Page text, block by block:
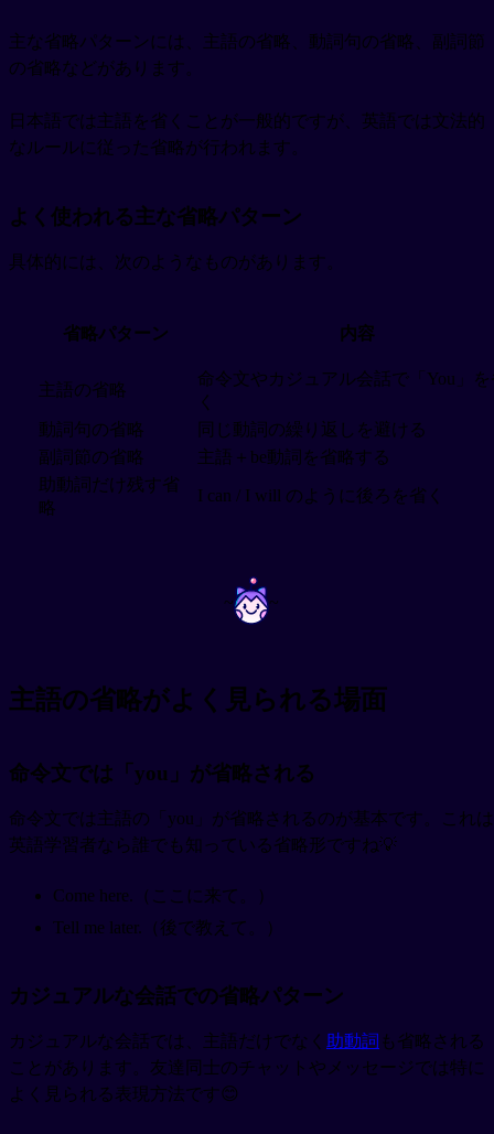
主な省略パターンには、主語の省略、動詞句の省略、副詞節
の省略などがあります。
日本語では主語を省くことが一般的ですが、英語では文法的
なルールに従った省略が行われます。
よく使われる主な省略パターン
具体的には、次のようなものがあります。
省略パターン 内容
主語の省略
命令文やカジュアル会話で「You」を
く
動詞句の省略
同じ動詞の繰り返しを避ける
副詞節の省略
主語＋be動詞を省略する
助動詞だけ残す省
略
I can / I will のように後ろを省く
~ ~
主語の省略がよく見られる場面
命令文では「you」が省略される
命令文では主語の「you」が省略されるのが基本です。これは
英語学習者なら誰でも知っている省略形ですね💡
Come here.（ここに来て。）
Tell me later.（後で教えて。）
カジュアルな会話での省略パターン
カジュアルな会話では、主語だけでなく 助動詞 も省略される
ことがあります。友達同士のチャットやメッセージでは特に
よく見られる表現方法です😊